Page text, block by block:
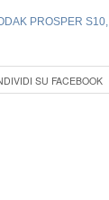
PROSPER S10,
SU FACEBOOK